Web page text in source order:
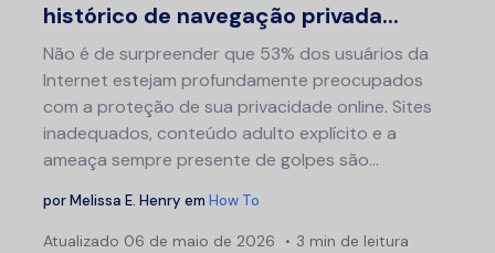
histórico de navegação privada...
Não é de surpreender que 53% dos usuários da
Internet estejam profundamente preocupados
com a proteção de sua privacidade online. Sites
inadequados, conteúdo adulto explícito e a
ameaça sempre presente de golpes são...
porMelissa E. Henry em How To
Atualizado 06 de maio de 2026 3 min de leitura